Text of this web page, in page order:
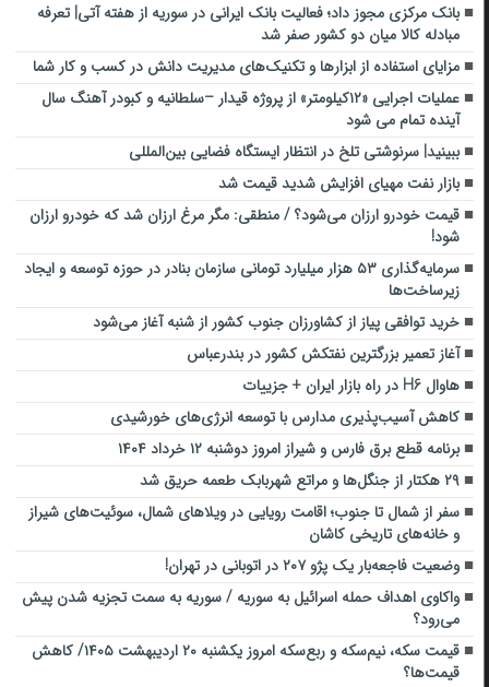
بانک مرکزی مجوز داد؛ فعالیت بانک ایرانی در سوریه از هفته آتی| تعرفه
مبادله کالا میان دو کشور صفر شد
مزایای استفاده از ابزارها و تکنیک‌های مدیریت دانش در کسب و کار شما
عملیات اجرایی «۱۲کیلومتر» از پروژه قیدار –سلطانیه و کبودر آهنگ سال
آینده تمام می شود
ببینید| سرنوشتی تلخ در انتظار ایستگاه فضایی بین‌المللی
بازار نفت مهیای افزایش شدید قیمت شد
قیمت خودرو ارزان می‌شود؟ / منطقی: مگر مرغ ارزان شد که خودرو ارزان
شود!
سرمایه‌گذاری ۵۳ هزار میلیارد تومانی سازمان بنادر در حوزه توسعه و ایجاد
زیرساخت‌ها
خرید توافقی پیاز از کشاورزان جنوب کشور از شنبه آغاز می‌شود
آغاز تعمیر بزرگترین نفتکش کشور در بندرعباس
هاوال H6 در راه بازار ایران + جزییات
کاهش آسیب‌پذیری مدارس با توسعه انرژی‌های خورشیدی
برنامه قطع برق فارس و شیراز امروز دوشنبه ۱۲ خرداد ۱۴۰۴
۲۹ هکتار از جنگل‌ها و مراتع شهربابک طعمه حریق شد
سفر از شمال تا جنوب؛ اقامت رویایی در ویلاهای شمال، سوئیت‌های شیراز
و خانه‌های تاریخی کاشان
وضعیت فاجعه‌بار یک پژو ۲۰۷ در اتوبانی در تهران!
واکاوی اهداف حمله اسرائیل به سوریه / سوریه به سمت تجزیه شدن پیش
می‌رود؟
قیمت سکه، نیم‌سکه و ربع‌سکه امروز یکشنبه ۲۰ اردیبهشت ۱۴۰۵/ کاهش
قیمت‌ها؟